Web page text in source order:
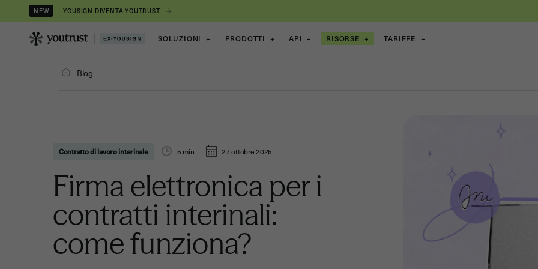
NEW YOUSIGN DIVENTA YOUTRUST
SOLUZIONI + PRODOTTI + API + RISORSE + TARIFFE +
Blog
Contratto di lavoro interinale 5 min 27 ottobre 2025
Firma elettronica per i
contratti interinali:
come funziona?